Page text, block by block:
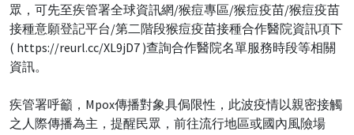
眾，可先至疾管署全球資訊網/猴痘專區/猴痘疫苗/猴痘疫苗
接種意願登記平台/第二階段猴痘疫苗接種合作醫院資訊項下
( https://reurl.cc/XL9jD7 )查詢合作醫院名單服務時段等相關
資訊。
疾管署呼籲，Mpox傳播對象具侷限性，此波疫情以親密接觸
之人際傳播為主，提醒民眾，前往流行地區或國內風險場